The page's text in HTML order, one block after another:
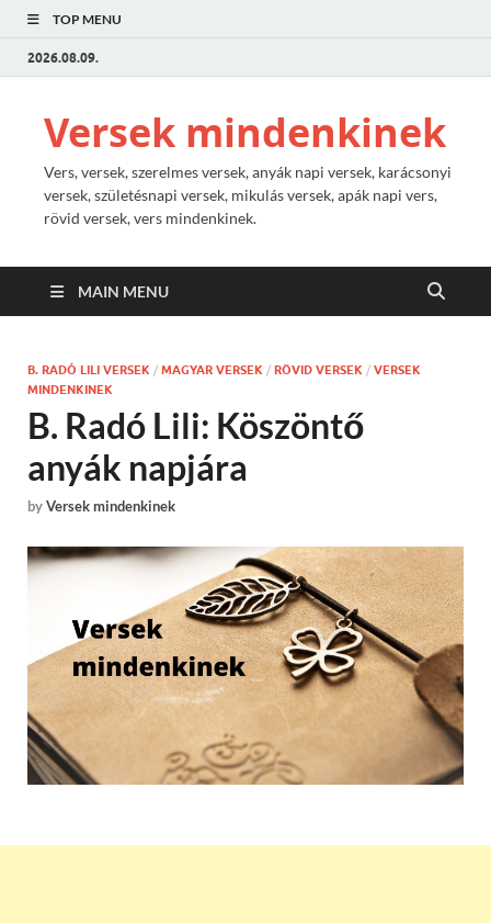
TOP MENU
2026.08.09.
Versek mindenkinek
Vers, versek, szerelmes versek, anyák napi versek, karácsonyi
versek, születésnapi versek, mikulás versek, apák napi vers,
rövid versek, vers mindenkinek.
MAIN MENU
B. RADÓ LILI VERSEK / MAGYAR VERSEK / RÖVID VERSEK / VERSEK
MINDENKINEK
B. Radó Lili: Köszöntő
anyák napjára
byVersek mindenkinek